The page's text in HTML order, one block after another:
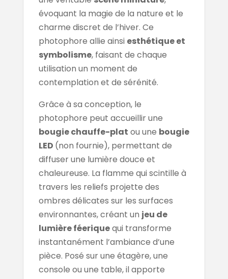
évoquant la magie de la nature et le
charme discret de l’hiver. Ce
photophore allie ainsi esthétique et
symbolisme, faisant de chaque
utilisation un moment de
contemplation et de sérénité.
Grâce à sa conception, le
photophore peut accueillir une
bougie chauffe-plat ou une bougie
LED (non fournie), permettant de
diffuser une lumière douce et
chaleureuse. La flamme qui scintille à
travers les reliefs projette des
ombres délicates sur les surfaces
environnantes, créant un jeu de
lumière féeriquequi transforme
instantanément l’ambiance d’une
pièce. Posé sur une étagère, une
console ou une table, il apporte